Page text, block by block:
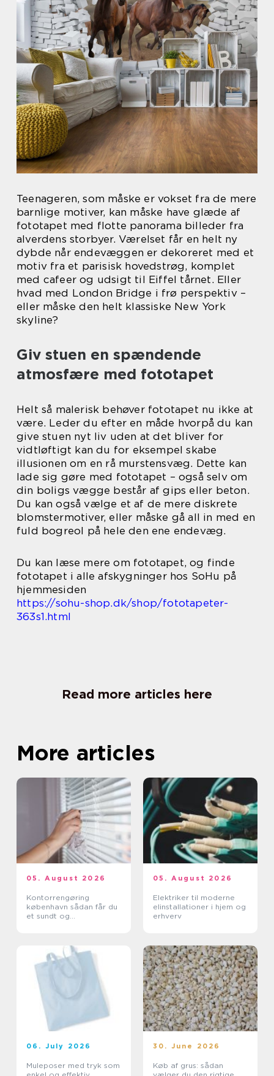
Teenageren, som måske er vokset fra de mere
barnlige motiver, kan måske have glæde af
fototapet med flotte panorama billeder fra
alverdens storbyer. Værelset får en helt ny
dybde når endevæggen er dekoreret med et
motiv fra et parisisk hovedstrøg, komplet
med cafeer og udsigt til Eiffel tårnet. Eller
hvad med London Bridge i frø perspektiv –
eller måske den helt klassiske New York
skyline?
Giv stuen en spændende
atmosfære med fototapet
Helt så malerisk behøver fototapet nu ikke at
være. Leder du efter en måde hvorpå du kan
give stuen nyt liv uden at det bliver for
vidtløftigt kan du for eksempel skabe
illusionen om en rå murstensvæg. Dette kan
lade sig gøre med fototapet – også selv om
din boligs vægge består af gips eller beton.
Du kan også vælge et af de mere diskrete
blomstermotiver, eller måske gå all in med en
fuld bogreol på hele den ene endevæg.
Du kan læse mere om fototapet, og finde
fototapet i alle afskygninger hos SoHu på
hjemmesiden
https://sohu-shop.dk/shop/fototapeter-
363s1.html
Read more articles here
More articles
05. August 2026
Kontorrengøring
københavn sådan får du
et sundt og
05. August 2026
Elektriker til moderne
elinstallationer i hjem og
erhverv
06. July 2026
Muleposer med tryk som
30. June 2026
Køb af grus: sådan